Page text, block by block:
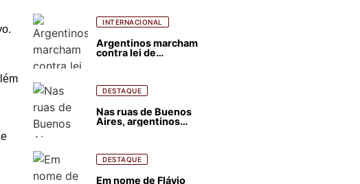
INTERNACIONAL
Argentinos marcham
contra lei de
florestais
DESTAQUE
Nas ruas de Buenos
Aires, argentinos
DESTAQUE
Em nome de Flávio